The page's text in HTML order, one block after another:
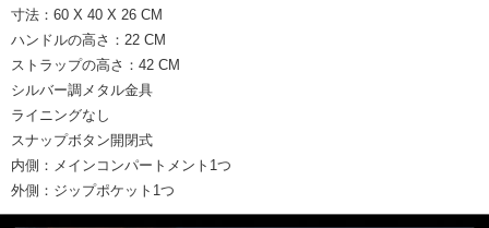
寸法：60 X 40 X 26 CM
ハンドルの高さ：22 CM
ストラップの高さ：42 CM
シルバー調メタル金具
ライニングなし
スナップボタン開閉式
内側：メインコンパートメント1つ
外側：ジップポケット1つ